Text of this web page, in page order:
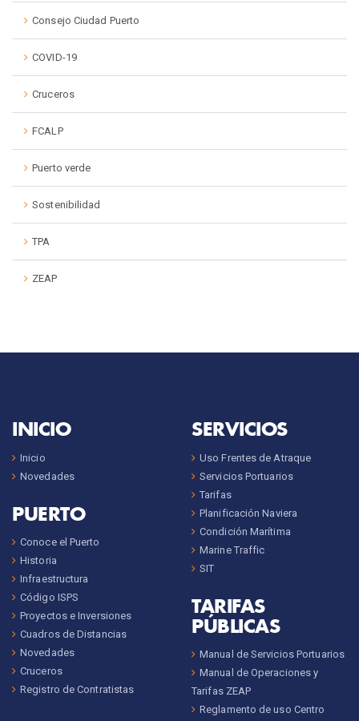
Consejo Ciudad Puerto
COVID-19
Cruceros
FCALP
Puerto verde
Sostenibilidad
TPA
ZEAP
INICIO
Inicio
Novedades
PUERTO
Conoce el Puerto
Historia
Infraestructura
Código ISPS
Proyectos e Inversiones
Cuadros de Distancias
Novedades
Cruceros
Registro de Contratistas
SERVICIOS
Uso Frentes de Atraque
Servicios Portuarios
Tarifas
Planificación Naviera
Condición Marítima
Marine Traffic
SIT
TARIFAS
PÚBLICAS
Manual de Servicios Portuarios
Manual de Operaciones y
Tarifas ZEAP
Reglamento de uso Centro